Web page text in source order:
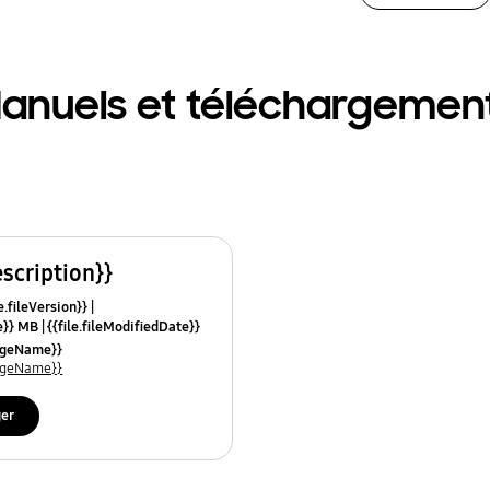
et
MB {{file.fileModifiedDate}}